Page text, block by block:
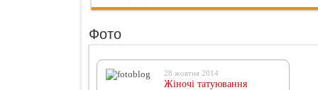
Фото
28 жовтня 2014
Жіночі татуювання